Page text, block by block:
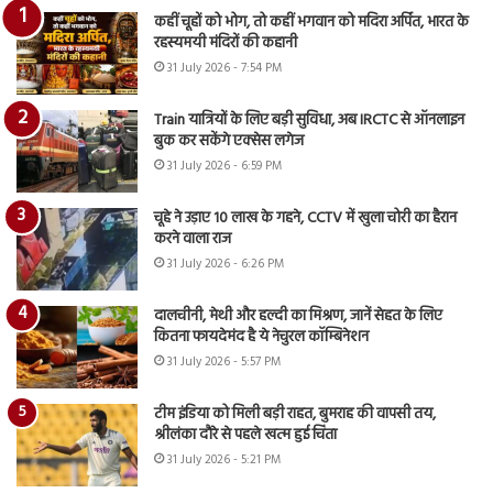
कहीं चूहों को भोग, तो कहीं भगवान को मदिरा अर्पित, भारत के
रहस्यमयी मंदिरों की कहानी
31 July 2026 - 7:54 PM
Train यात्रियों के लिए बड़ी सुविधा, अब IRCTC से ऑनलाइन
बुक कर सकेंगे एक्सेस लगेज
31 July 2026 - 6:59 PM
चूहे ने उड़ाए 10 लाख के गहने, CCTV में खुला चोरी का हैरान
करने वाला राज
31 July 2026 - 6:26 PM
दालचीनी, मेथी और हल्दी का मिश्रण, जानें सेहत के लिए
कितना फायदेमंद है ये नेचुरल कॉम्बिनेशन
31 July 2026 - 5:57 PM
टीम इंडिया को मिली बड़ी राहत, बुमराह की वापसी तय,
श्रीलंका दौरे से पहले खत्म हुई चिंता
31 July 2026 - 5:21 PM